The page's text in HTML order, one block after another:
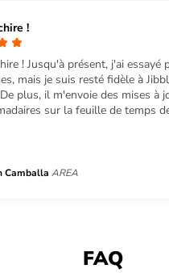
!
! Jusqu'à présent, j'ai essayé
mais je suis resté fidèle à
plus, il m'envoie des mises à
sur la feuille de temps
Camballa AREA
FAQ